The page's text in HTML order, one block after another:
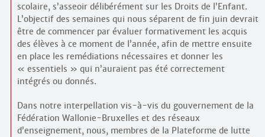
scolaire, s’asseoir délibérément sur les Droits de l’Enfant.
L’objectif des semaines qui nous séparent de fin juin devrait
être de commencer par évaluer formativement les acquis
des élèves à ce moment de l’année, afin de mettre ensuite
en place les remédiations nécessaires et donner les
« essentiels » qui n’auraient pas été correctement
intégrés ou donnés.
Dans notre interpellation vis-à-vis du gouvernement de la
Fédération Wallonie-Bruxelles et des réseaux
d’enseignement, nous, membres de la Plateforme de lutte